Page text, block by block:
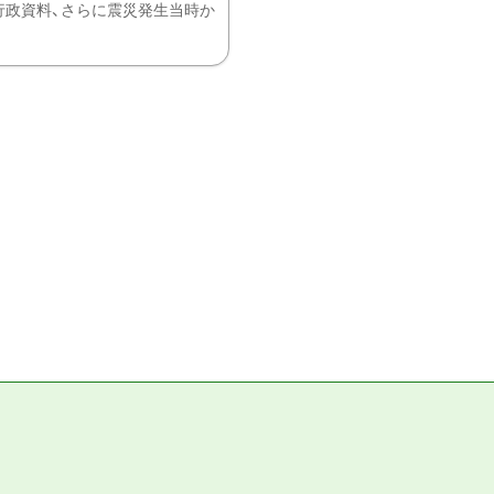
資料、さらに震災発生当時か